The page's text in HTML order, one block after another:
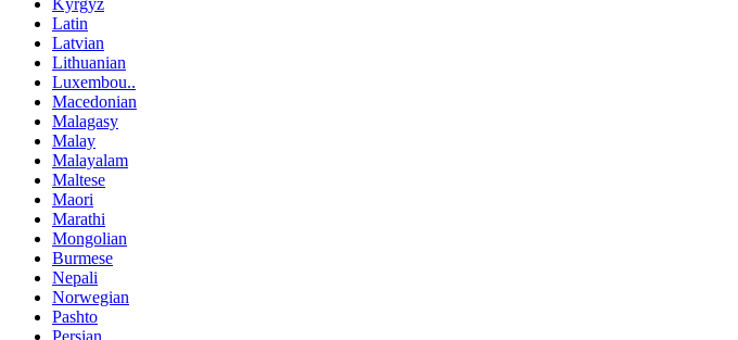
Kyrgyz
Latin
Latvian
Lithuanian
Luxembou..
Macedonian
Malagasy
Malay
Malayalam
Maltese
Maori
Marathi
Mongolian
Burmese
Nepali
Norwegian
Pashto